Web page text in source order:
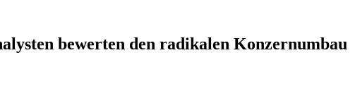
bewerten den radikalen Konzernumbau